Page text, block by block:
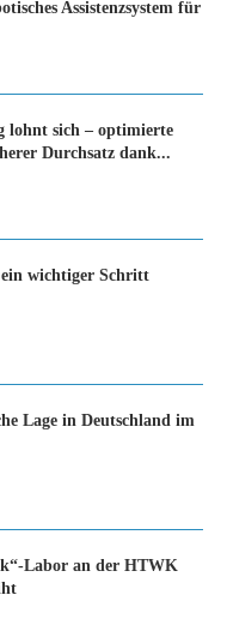
Assistenzsystem für
lohnt sich – optimierte
Durchsatz dank...
wich­ti­ger Schritt
Lage in Deutschland im
Labor an der HTWK